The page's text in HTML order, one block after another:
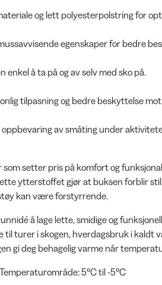
og lett polyesterpolstring for
egenskaper for bedre
enkel å ta på og av selv med sko på.
tilpasning og bedre beskyttelse
av småting under
setter pris på komfort og
ytterstoffet gjør at buksen forblir
kan være forstyrrende.
å lage lette, smidige og
til turer i skogen, hverdagsbruk i kaldt
gi deg behagelig varme når
5°C til -5°C